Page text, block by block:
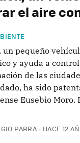
el aire
un pequeño
y ayuda a
de las
ha sido
Eusebio Moro.
PARRA HACE 12